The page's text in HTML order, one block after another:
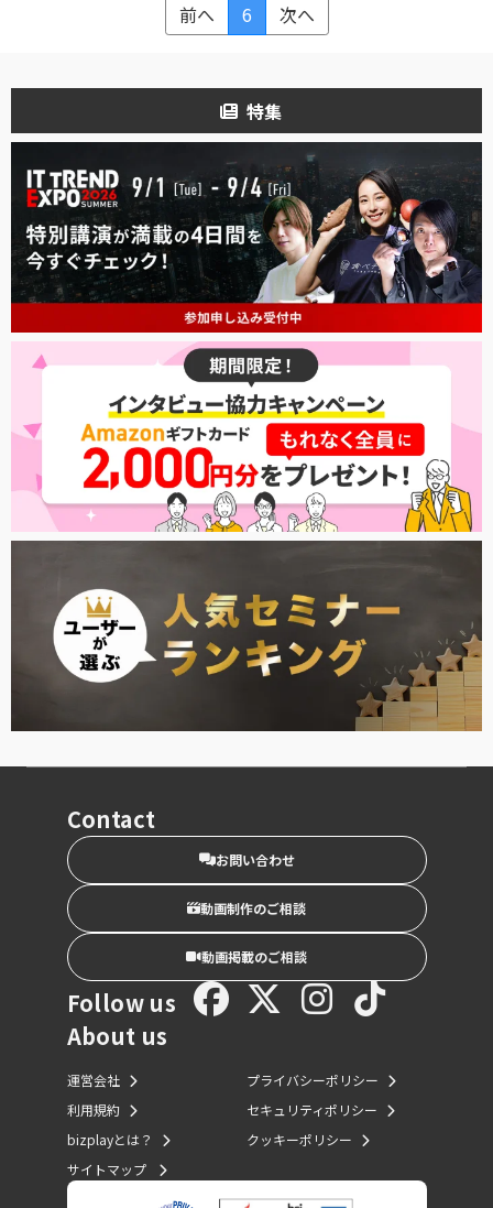
前へ 6 次へ
特集
Contact
お問い合わせ
動画制作のご相談
動画掲載のご相談
Follow us
About us
運営会社
利用規約
bizplayとは？
サイトマップ
プライバシーポリシー
セキュリティポリシー
クッキーポリシー